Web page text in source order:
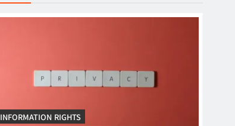
INFORMATION RIGHTS